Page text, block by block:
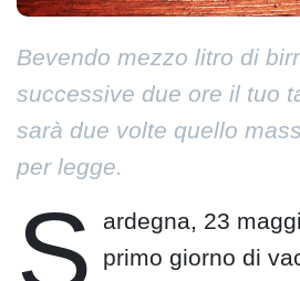
Bevendo mezzo litro di
successive due ore il tuo
sarà due volte quello
per legge.
S
ardegna, 23
primo giorno di